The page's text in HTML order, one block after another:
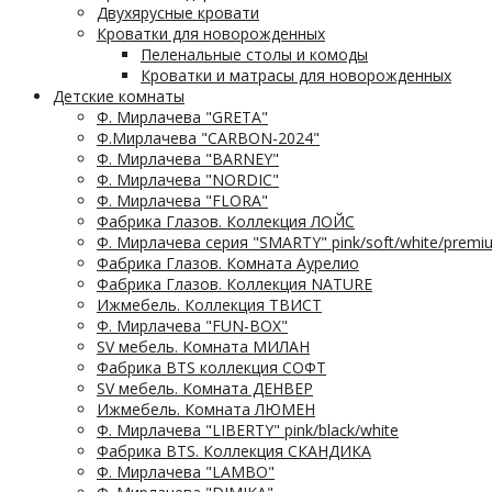
Двухярусные кровати
Кроватки для новорожденных
Пеленальные столы и комоды
Кроватки и матрасы для новорожденных
Детские комнаты
Ф. Мирлачева "GRETA"
Ф.Мирлачева "CARBON-2024"
Ф. Мирлачева "BARNEY"
Ф. Мирлачева "NORDIC"
Ф. Мирлачева "FLORA"
Фабрика Глазов. Коллекция ЛОЙС
Ф. Мирлачева серия "SMARTY" pink/soft/white/
Фабрика Глазов. Комната Аурелио
Фабрика Глазов. Коллекция NATURE
Ижмебель. Коллекция ТВИСТ
Ф. Мирлачева "FUN-BOX"
SV мебель. Комната МИЛАН
Фабрика BTS коллекция СОФТ
SV мебель. Комната ДЕНВЕР
Ижмебель. Комната ЛЮМЕН
Ф. Мирлачева "LIBERTY" pink/black/white
Фабрика BTS. Коллекция СКАНДИКА
Ф. Мирлачева "LAMBO"